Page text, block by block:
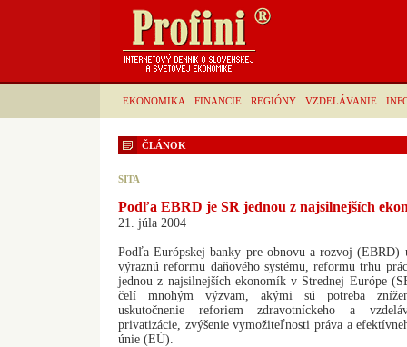
EKONOMIKA FINANCIE REGIÓNY VZDELÁVANIE
ČLÁNOK
SITA
Podľa EBRD je SR jednou z najsilnejších
21. júla 2004
Podľa Európskej banky pre obnovu a rozvoj (EBRD)
výraznú reformu daňového systému, reformu trhu
jednou z najsilnejších ekonomík v Strednej Európe
čelí mnohým výzvam, akými sú potreba
uskutočnenie reforiem zdravotníckeho a
privatizácie, zvýšenie vymožiteľnosti práva a
únie (EÚ).